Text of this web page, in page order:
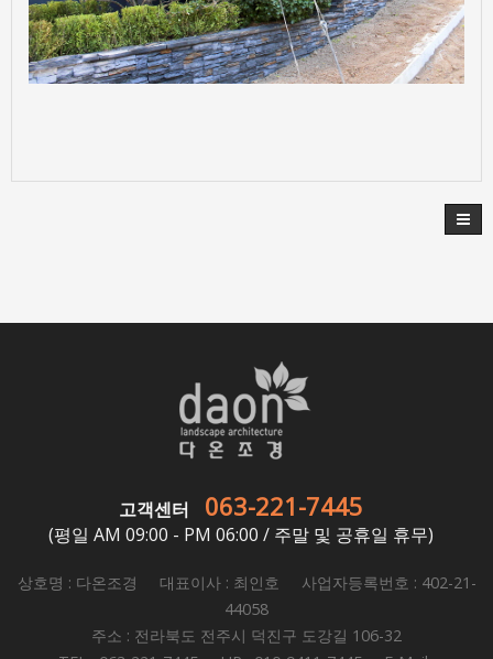
고객센터 063-221-7445
(평일 AM 09:00 - PM 06:00 / 주말 및 공휴일 휴무)
상호명 : 다온조경 대표이사 : 최인호 사업자등록번호 : 402-21-
44058
주소 : 전라북도 전주시 덕진구 도강길 106-32